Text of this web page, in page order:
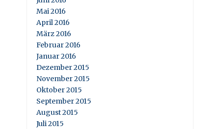
Mai 2016
April 2016
März 2016
Februar 2016
Januar 2016
Dezember 2015
November 2015
Oktober 2015
September 2015
August 2015
Juli 2015